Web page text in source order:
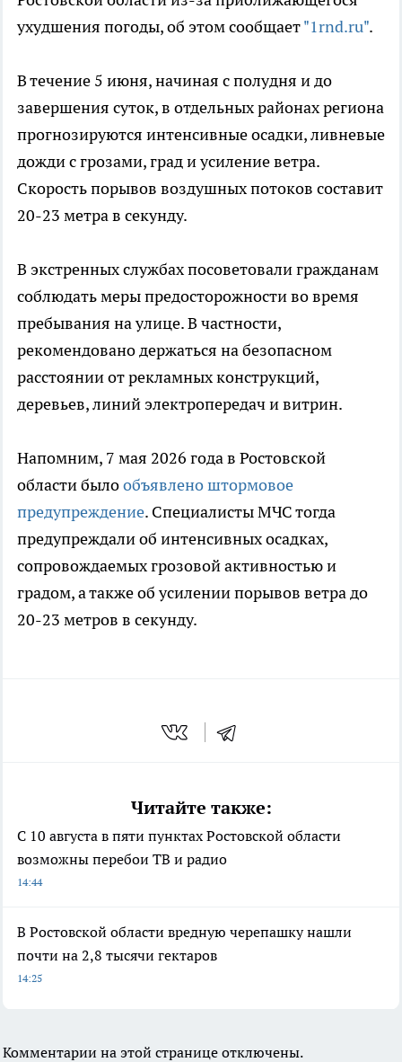
ухудшения погоды, об этом сообщает"1rnd.ru".
В течение 5 июня, начиная с полудня и до
завершения суток, в отдельных районах региона
прогнозируются интенсивные осадки, ливневые
дожди с грозами, град и усиление ветра.
Скорость порывов воздушных потоков составит
20-23 метра в секунду.
В экстренных службах посоветовали гражданам
соблюдать меры предосторожности во время
пребывания на улице. В частности,
рекомендовано держаться на безопасном
расстоянии от рекламных конструкций,
деревьев, линий электропередач и витрин.
Напомним, 7 мая 2026 года в Ростовской
области былообъявлено штормовое
предупреждение. Специалисты МЧС тогда
предупреждали об интенсивных осадках,
сопровождаемых грозовой активностью и
градом, а также об усилении порывов ветра до
20-23 метров в секунду.
Читайте также:
С 10 августа в пяти пунктах Ростовской области
возможны перебои ТВ и радио
14:44
В Ростовской области вредную черепашку нашли
почти на 2,8 тысячи гектаров
14:25
Комментарии на этой странице отключены.